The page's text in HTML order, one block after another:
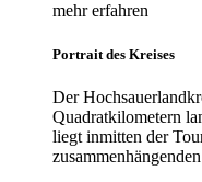
mehr erfahren
Portrait des Kreises
Der
Quadratkilometern
liegt inmitten der